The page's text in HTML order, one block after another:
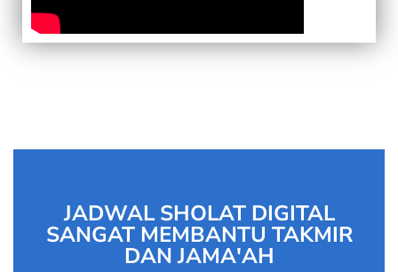
JADWAL SHOLAT DIGITAL
SANGAT MEMBANTU TAKMIR
DAN JAMA'AH